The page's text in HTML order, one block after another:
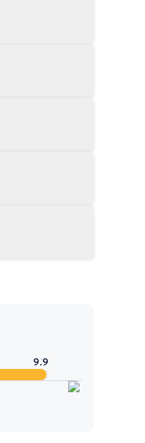
9.9